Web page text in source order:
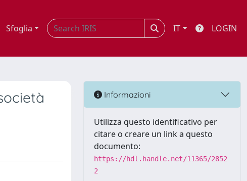
Sfoglia IT LOGIN
Informazioni
Utilizza questo identificativo per
citare o creare un link a questo
documento:
https://hdl.handle.net/11365/2852
2